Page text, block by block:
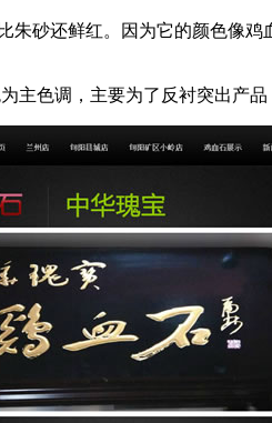
砂还鲜红。因为它的颜色像
色调，主要为了反衬突出产品